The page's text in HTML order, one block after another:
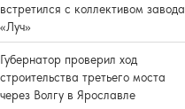
встретился с коллективом завода
«Луч»
Губернатор проверил ход
строительства третьего моста
через Волгу в Ярославле